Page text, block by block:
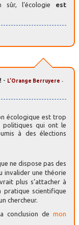
l’écologie est
- L’Orange Berruyere -
écologique est trop
politiques qui ont le
à des élections
ne dispose pas des
invalider une théorie
plus s’attacher à
pratique scientifique
chercheur.
conclusion de mon